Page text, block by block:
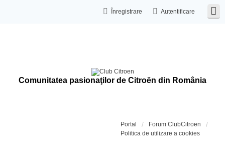
Autentificare
Înregistrare
Comunitatea pasionaţilor de Citroën din România
Portal
Forum ClubCitroen
Politica de utilizare a cookies